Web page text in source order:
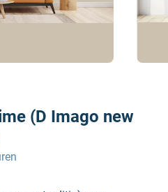
(D Imago new